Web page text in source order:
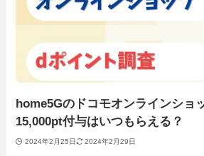
home5Gのドコモオンラインショ
15,000pt付与はいつもらえる？
2024年2月25日 2024年2月29日